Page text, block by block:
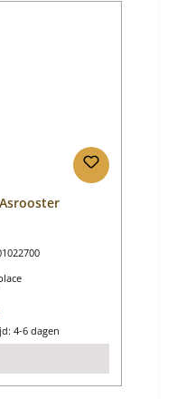
4-6 dagen